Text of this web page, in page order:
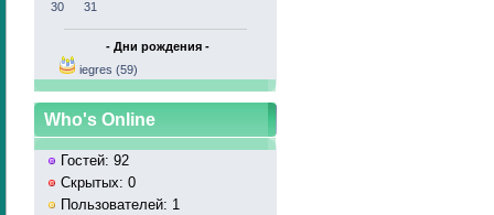
30
31
- Дни рождения -
iegres (59)
Who's Online
Гостей: 92
Скрытых: 0
Пользователей: 1